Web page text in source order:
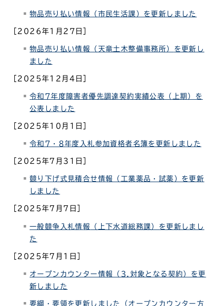
物品売り払い情報（市民生活課） を更新しました
［2026年1月27日］
物品売り払い情報（天竜土木整備事務所） を更新し
ました
［2025年12月4日］
令和7年度障害者優先調達契約実績公表（上期）を
公表しました
［2025年10月1日］
令和7・8年度入札参加資格者名簿を更新しました
［2025年7月31日］
競り下げ式見積合せ情報（工業薬品・試薬）を更新
しました
［2025年7月7日］
一般競争入札情報
（上下水道総務課）を更新しまし
た
［2025年7月1日］
オープンカウンター情報（3.対象となる契約）を更
新しました
要綱・要領を更新しました（オープンカウンター方